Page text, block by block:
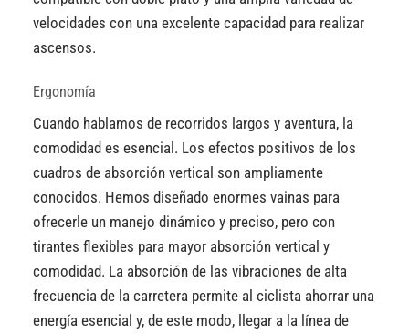
velocidades con una excelente capacidad para realizar
ascensos.
Ergonomía
Cuando hablamos de recorridos largos y aventura, la
comodidad es esencial. Los efectos positivos de los
cuadros de absorción vertical son ampliamente
conocidos. Hemos diseñado enormes vainas para
ofrecerle un manejo dinámico y preciso, pero con
tirantes flexibles para mayor absorción vertical y
comodidad. La absorción de las vibraciones de alta
frecuencia de la carretera permite al ciclista ahorrar una
energía esencial y, de este modo, llegar a la línea de